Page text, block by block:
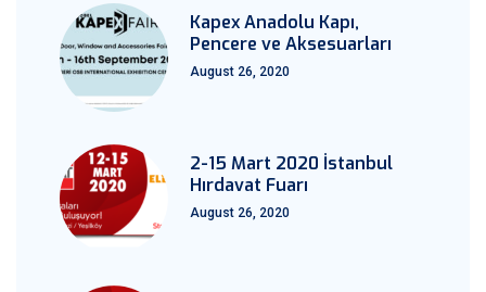
Kapex Anadolu Kapı,
Pencere ve Aksesuarları
August 26, 2020
2-15 Mart 2020 İstanbul
Hırdavat Fuarı
August 26, 2020